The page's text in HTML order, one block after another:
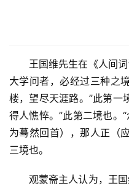
王国维先生在《人间
大学问者，必经过三种之
楼，望尽天涯路。”此第一
得人憔悴。”此第二境也。
为蓦然回首），那人正（
三境也。
观蒙斋主人认为，王